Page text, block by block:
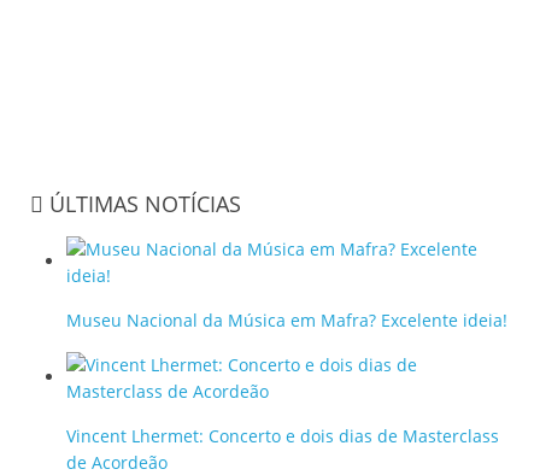
ÚLTIMAS NOTÍCIAS
Museu Nacional da Música em Mafra? Excelente ideia!
Vincent Lhermet: Concerto e dois dias de Masterclass
de Acordeão